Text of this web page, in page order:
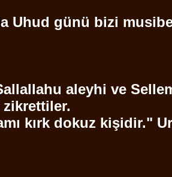
Uhud günü bizi
aleyhi ve
kırk dokuz kişidir."